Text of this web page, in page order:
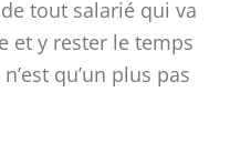
tout salarié qui va
et y rester le temps
qu’un plus pas